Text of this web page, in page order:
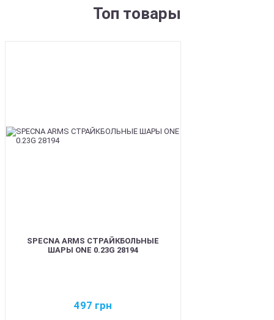
Топ товары
SPECNA ARMS СТРАЙКБОЛЬНЫЕ
ШАРЫ ONE 0.23G 28194
497 грн